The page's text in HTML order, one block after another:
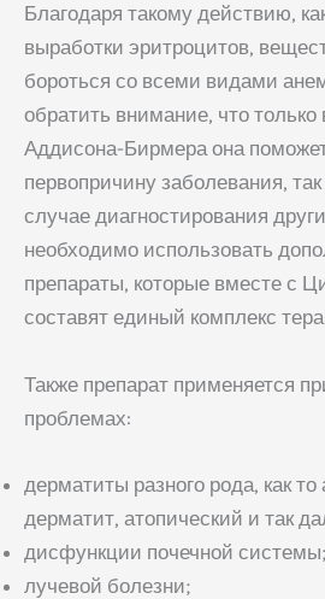
Благодаря такому действию,
выработки эритроцитов,
бороться со всеми видами
обратить внимание, что только
Аддисона-Бирмера она
первопричину заболевания,
случае диагностирования
необходимо использовать
препараты, которые вместе с
составят единый комплекс
Также препарат применяется
проблемах:
дерматиты разного рода, как то
дерматит, атопический и так
дисфункции почечной системы;
лучевой болезни;